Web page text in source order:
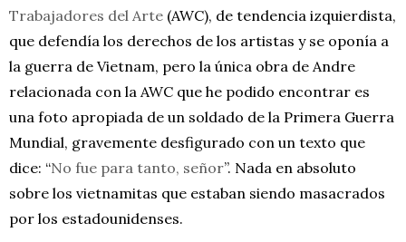
Trabajadores del Arte (AWC), de tendencia izquierdista,
que defendía los derechos de los artistas y se oponía a
la guerra de Vietnam, pero la única obra de Andre
relacionada con la AWC que he podido encontrar es
una foto apropiada de un soldado de la Primera Guerra
Mundial, gravemente desfigurado con un texto que
dice: “No fue para tanto, señor”. Nada en absoluto
sobre los vietnamitas que estaban siendo masacrados
por los estadounidenses.